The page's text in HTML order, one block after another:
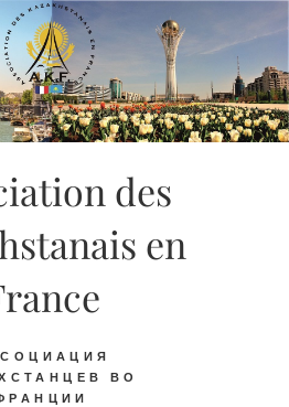
des
en
ВО